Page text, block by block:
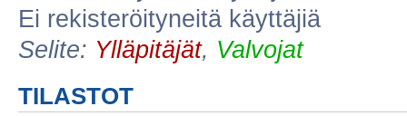
Ei rekisteröityneitä käyttäjiä
Selite: Ylläpitäjät, Valvojat
TILASTOT